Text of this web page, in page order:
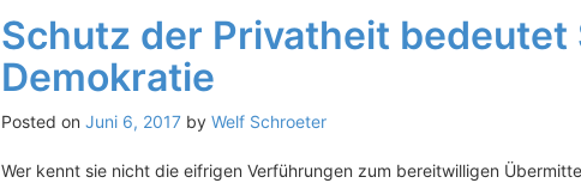
Schutz der Privatheit bedeutet
Demokratie
Posted on Juni 6, 2017by Welf Schroeter
Wer kennt sie nicht die eifrigen Verführungen zum bereitwilligen